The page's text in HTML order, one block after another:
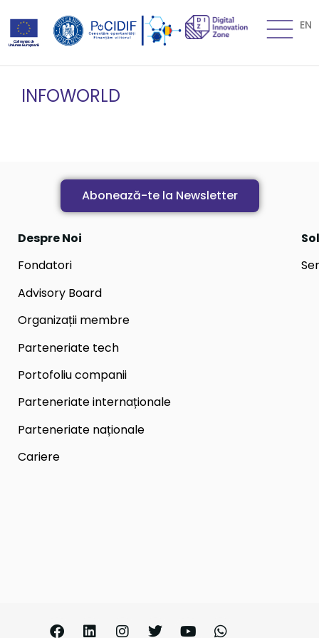
EN
INFOWORLD
Abonează-te la Newsletter
Despre Noi
Fondatori
Advisory Board
Organizații membre
Parteneriate tech
Portofoliu companii
Parteneriate internaționale
Parteneriate naționale
Cariere